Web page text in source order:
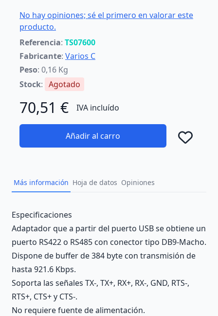
No hay opiniones; sé el primero en valorar este
producto.
Referencia: TS07600
Fabricante: Varios C
Peso: 0,16 Kg
Stock: Agotado
70,51 € IVA incluído
Añadir al carro
Más información Hoja de datos Opiniones
Description
Especificaciones
Adaptador que a partir del puerto USB se obtiene un
puerto RS422 o RS485 con conector tipo DB9-Macho.
Dispone de buffer de 384 byte con transmisión de
hasta 921.6 Kbps.
Soporta las señales TX-, TX+, RX+, RX-, GND, RTS-,
RTS+, CTS+ y CTS-.
No requiere fuente de alimentación.